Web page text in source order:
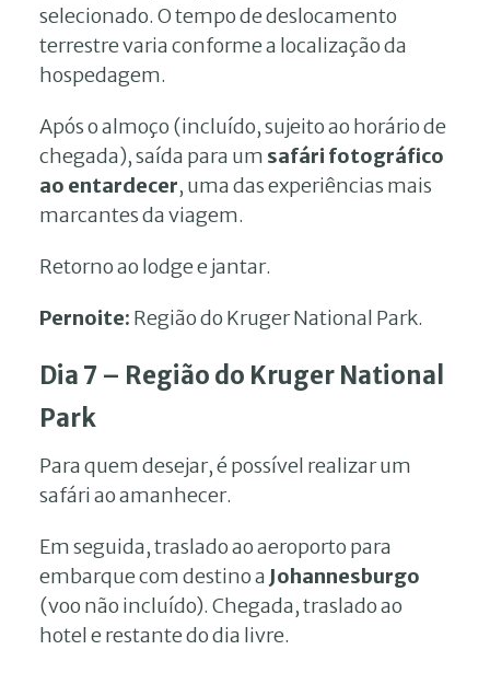
selecionado. O tempo de deslocamento
terrestre varia conforme a localização da
hospedagem.
Após o almoço (incluído, sujeito ao horário de
chegada), saída para um safári fotográfico
ao entardecer, uma das experiências mais
marcantes da viagem.
Retorno ao lodge e jantar.
Pernoite: Região do Kruger National Park.
Dia 7 – Região do Kruger National
Park
Para quem desejar, é possível realizar um
safári ao amanhecer.
Em seguida, traslado ao aeroporto para
embarque com destino a Johannesburgo
(voo não incluído). Chegada, traslado ao
hotel e restante do dia livre.